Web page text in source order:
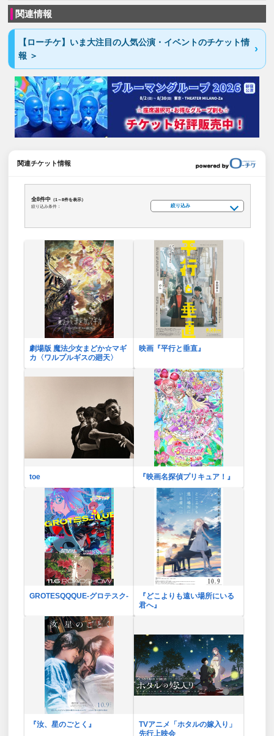
関連情報
【ローチケ】いま大注目の人気公演・イベントのチケット情
報 ＞
関連チケット情報
全8件中 （1～8件を表示）
絞り込み条件：
絞り込み
劇場版 魔法少女まどか☆マギ
カ〈ワルプルギスの廻天〉
映画『平行と垂直』
toe 『映画名探偵プリキュア！』
GROTESQQQUE-グロテスク-
『どこよりも遠い場所にいる
君へ』
『汝、星のごとく』
TVアニメ「ホタルの嫁入り」
先行上映会